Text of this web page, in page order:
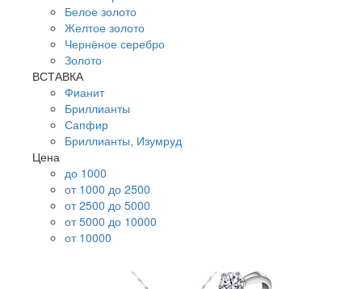
Белое золото
Желтое золото
Чернёное серебро
Золото
ВСТАВКА
Фианит
Бриллианты
Сапфир
Бриллианты, Изумруд
Цена
до 1000
от 1000 до 2500
от 2500 до 5000
от 5000 до 10000
от 10000